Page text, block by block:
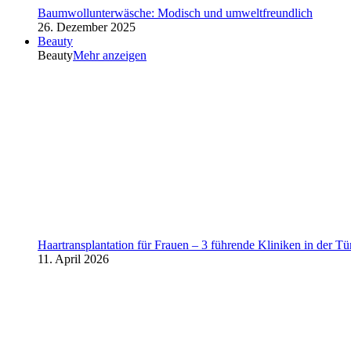
Baumwollunterwäsche: Modisch und umweltfreundlich
26. Dezember 2025
Beauty
BeautyMehr anzeigen
Haartransplantation für Frauen – 3 führende Kliniken in der
11. April 2026